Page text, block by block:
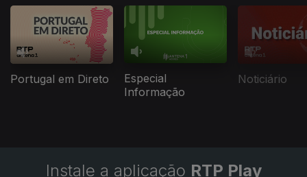
Portugal em Direto
Especial
Informação
Noticiário
Instale a aplicação RTP Play